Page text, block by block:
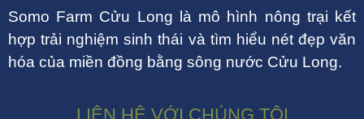
Somo Farm Cửu Long là mô hình nông trại kết
hợp trải nghiệm sinh thái và tìm hiểu nét đẹp văn
hóa của miền đồng bằng sông nước Cửu Long.
LIÊN HỆ VỚI CHÚNG TÔI